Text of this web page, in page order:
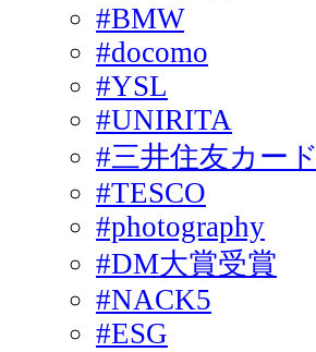
#BMW
#docomo
#YSL
#UNIRITA
#三井住友カード
#TESCO
#photography
#DM大賞受賞
#NACK5
#ESG